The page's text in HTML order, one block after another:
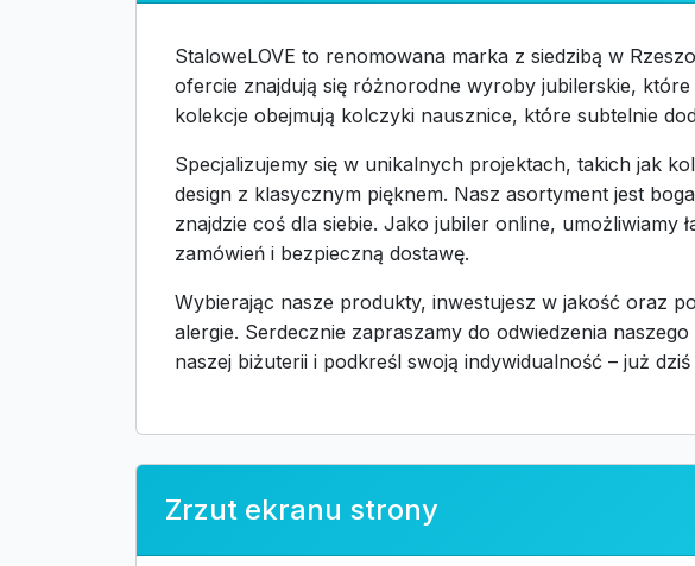
StaloweLOVE to renomowana marka z siedzibą w
ofercie znajdują się różnorodne wyroby jubilerskie,
kolekcje obejmują kolczyki nausznice, które subtelnie
Specjalizujemy się w unikalnych projektach, takich jak
design z klasycznym pięknem. Nasz asortyment jest
znajdzie coś dla siebie. Jako jubiler online,
zamówień i bezpieczną dostawę.
Wybierając nasze produkty, inwestujesz w jakość oraz
alergie. Serdecznie zapraszamy do odwiedzenia
naszej biżuterii i podkreśl swoją indywidualność – już
Zrzut ekranu strony